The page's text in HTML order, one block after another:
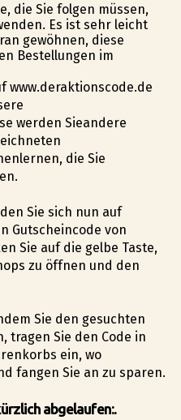
die Sie folgen müssen,
Es ist sehr leicht
gewöhnen, diese
Bestellungen im
www.deraktionscode.de
werden Sieandere
die Sie
Sie sich nun auf
Gutscheincode von
Sie auf die gelbe Taste,
zu öffnen und den
Sie den gesuchten
tragen Sie den Code in
ein, wo
fangen Sie an zu sparen.
abgelaufen:.